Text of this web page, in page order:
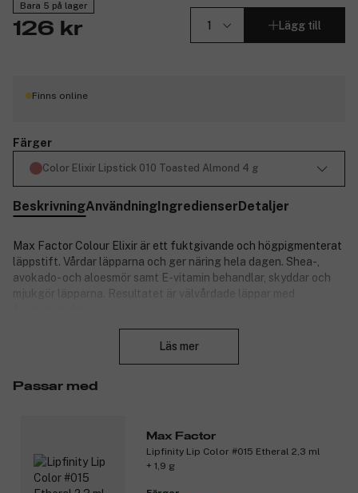
Bara 5 på lager
126 kr Lägg till
Finns online
Färger
Color Elixir Lipstick 010 Toasted Almond 4 g
BeskrivningAnvändningIngredienserDetaljer
Max Factor Colour Elixir är ett fuktgivande och högpigmenterat
läppstift. Vårdar läpparna och ger näring hela dagen. Shea-,
avokado- och aloesmör samt E-vitamin behandlar, skyddar och
mjukgör läpparna. Resultatet är välvårdade läppar med
Läs mer
Passar med
Max Factor
Lipfinity Lip Color #015 Etheral 2,3 ml
+ 1,9 g